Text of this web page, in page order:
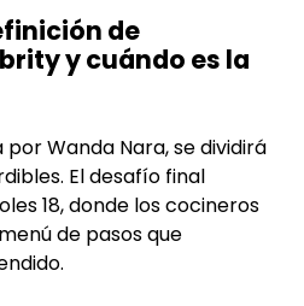
de
y cuándo es la
Wanda Nara, se dividirá
El desafío final
18, donde los cocineros
de pasos que